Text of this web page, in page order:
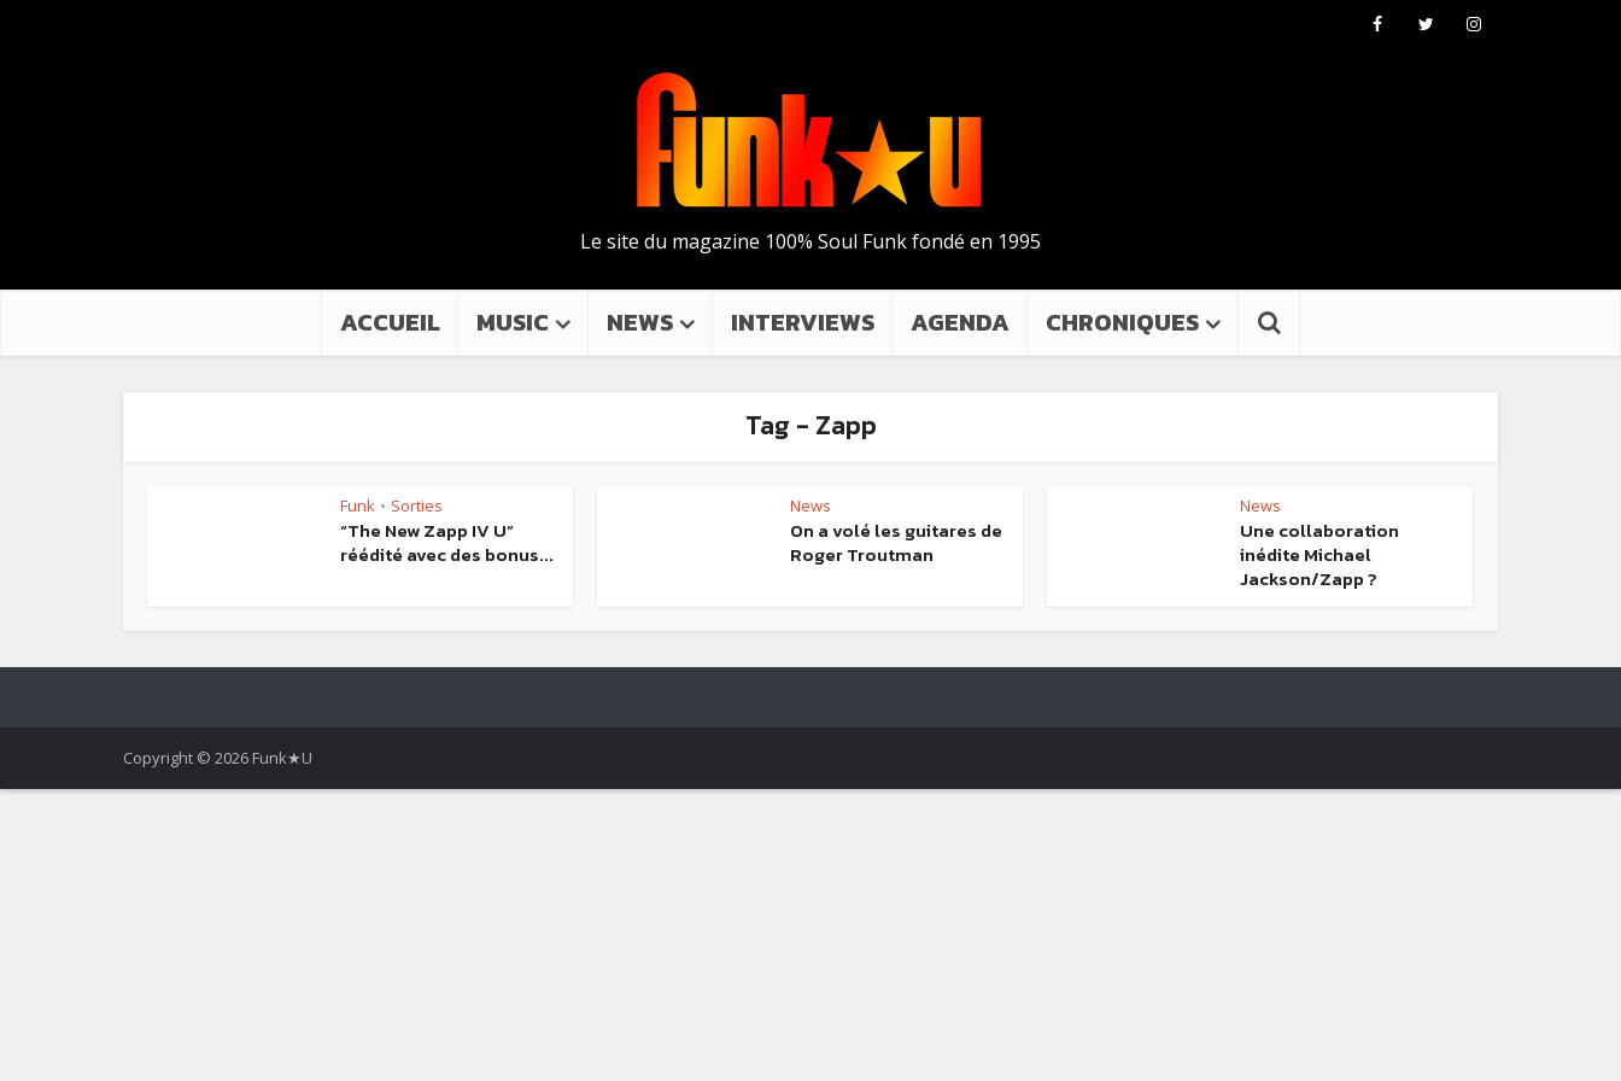
Le site du magazine 100% Soul Funk fondé en 1995
ACCUEIL MUSIC NEWS INTERVIEWS AGENDA CHRONIQUES
Tag - Zapp
Funk • Sorties
“The New Zapp IV U”
réédité avec des bonus...
News
On a volé les guitares de
Roger Troutman
News
Une collaboration
inédite Michael
Jackson/Zapp ?
Copyright © 2026 Funk★U